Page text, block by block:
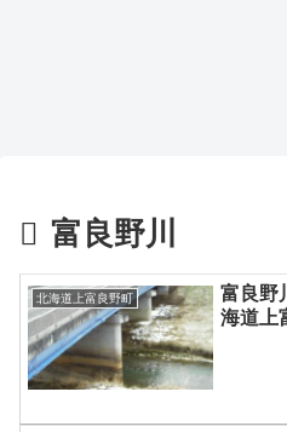
富良野川
北海道上富良野町
富良野
海道上